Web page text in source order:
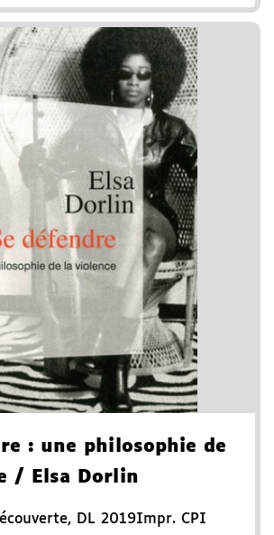
: une philosophie de
/ Elsa Dorlin
, DL 2019Impr. CPI